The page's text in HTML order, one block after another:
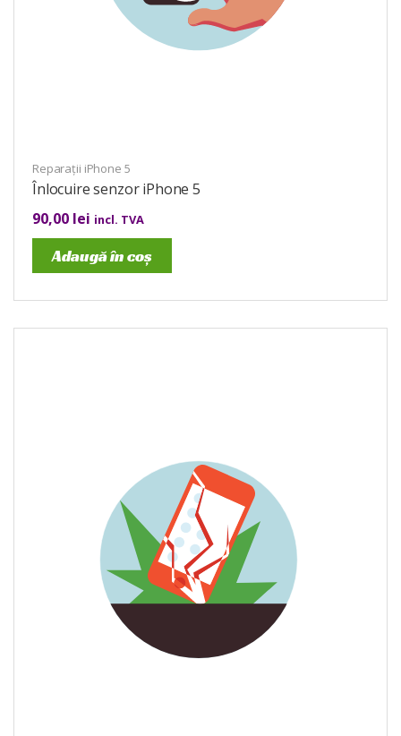
Reparații iPhone 5
Înlocuire senzor iPhone 5
90,00 lei incl. TVA
Adaugă în coș